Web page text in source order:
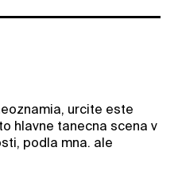
urcite este
hlavne tanecna scena v
podla mna. ale